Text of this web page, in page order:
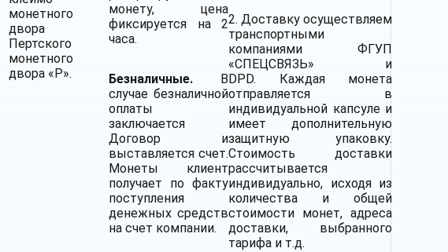
монетного
двора
Пертского
монетного
двора «P».
монету, цена
фиксируется на 2
часа.
Безналичные.
В
случае безналичной
оплаты
заключается
Договор и
выставляется счет.
Монеты клиент
получает по факту
поступления
денежных средств
на счет компании.
2. Доставку осуществляем
транспортными
компаниями
ФГУП
«СПЕЦСВЯЗЬ» и
DPD. Каждая монета
отправляется в
индивидуальной капсуле и
имеет дополнительную
защитную упаковку.
Стоимость доставки
рассчитывается
индивидуально, исходя из
количества и общей
стоимости монет, адреса
доставки, выбранного
тарифа и т.д.